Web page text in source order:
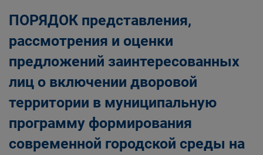
ПОРЯДОК представления,
рассмотрения и оценки
предложений заинтересованных
лиц о включении дворовой
территории в муниципальную
программу формирования
современной городской среды на